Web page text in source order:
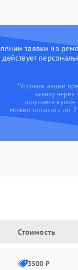
заявки на
действует
*Условия акции
заявку
получаете
можно оплатить до
Стоимость
3500 ₽